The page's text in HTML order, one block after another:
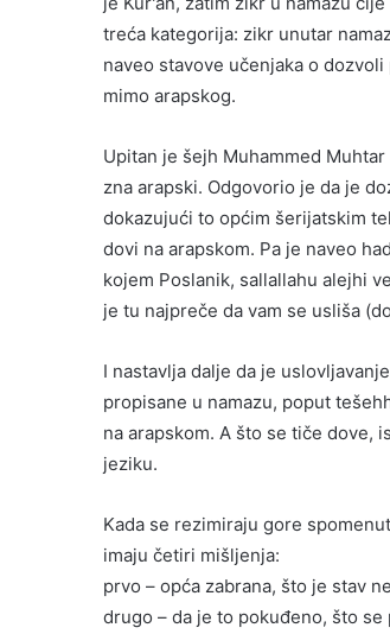
treća kategorija: zikr unutar
naveo stavove učenjaka o
mimo arapskog.
Upitan je šejh Muhammed
zna arapski. Odgovorio je da je
dokazujući to općim šerijatskim
dovi na arapskom. Pa je naveo
kojem Poslanik, sallallahu alejhi
je tu najpreče da vam se usliša
I nastavlja dalje da je
propisane u namazu, poput
na arapskom. A što se tiče dove,
jeziku.
Kada se rezimiraju gore
imaju četiri mišljenja:
prvo – opća zabrana, što je stav
drugo – da je to pokuđeno, što